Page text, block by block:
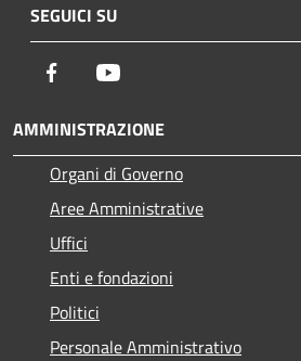
SEGUICI SU
Facebook
AMMINISTRAZIONE
Organi di Governo
Aree Amministrative
Uffici
Enti e fondazioni
Politici
Personale Amministrativo